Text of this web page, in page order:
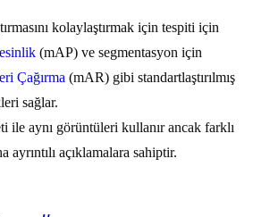
kolaylaştırmak için tespiti için
(mAP) ve segmentasyon için
Çağırma (mAR) gibi standartlaştırılmış
sağlar.
ile aynı görüntüleri kullanır ancak farklı
ayrıntılı açıklamalara sahiptir.